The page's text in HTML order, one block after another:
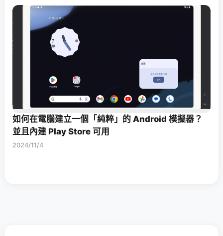
如何在電腦建立一個「純粹」的 Android 模擬器？
並且內建 Play Store 可用
2024/11/4